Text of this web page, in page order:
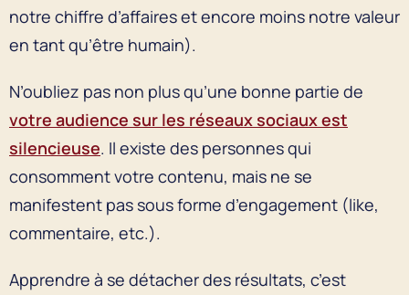
notre chiffre d’affaires et encore moins notre valeur
en tant qu’être humain).
N’oubliez pas non plus qu’une bonne partie de
votre audience sur les réseaux sociaux est
silencieuse. Il existe des personnes qui
consomment votre contenu, mais ne se
manifestent pas sous forme d’engagement (like,
commentaire, etc.).
Apprendre à se détacher des résultats, c’est